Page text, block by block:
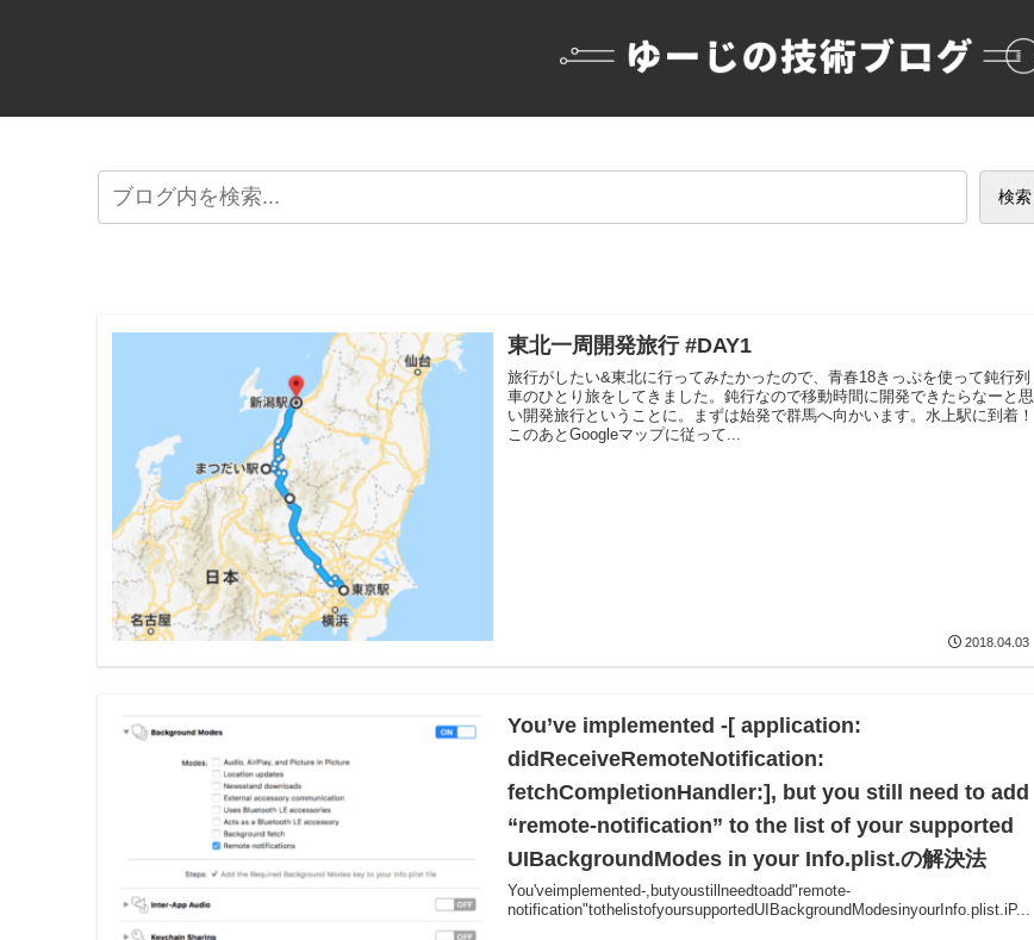
検索
東北一周開発旅行 #DAY1
旅行がしたい&東北に行ってみたかったので、青春18きっぷを使って鈍行列
車のひとり旅をしてきました。鈍行なので移動時間に開発できたらなーと思
い開発旅行ということに。まずは始発で群馬へ向かいます。水上駅に到着！
このあとGoogleマップに従って...
2018.04.03
You’ve implemented -[ application:
didReceiveRemoteNotification:
fetchCompletionHandler:], but you still need to add
“remote-notification” to the list of your supported
UIBackgroundModes in your Info.plist.の解決法
You'veimplemented-,butyoustillneedtoadd"remote-
notification"tothelistofyoursupportedUIBackgroundModesinyourInfo.plist.iP...